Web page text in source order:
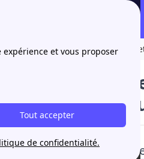
et vous proposer
Tout accepter
de confidentialité.
: qui détient l'offre Internet
Free ou
plus
Changez de box